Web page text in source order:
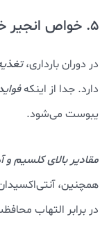
5. خواص انجیر خشک برای زنان باردار
در دوران بارداری،
دارد. جدا از اینکه
یبوست می‌شود.
مقادیر بالای کلسیم و
همچنین،
در برابر التهاب